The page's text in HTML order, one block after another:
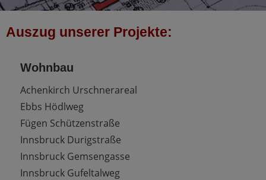
Auszug unserer Projekte:
Wohnbau
Achenkirch Urschnerareal
Ebbs Hödlweg
Fügen Schützenstraße
Innsbruck Durigstraße
Innsbruck Gemsengasse
Innsbruck Gufeltalweg